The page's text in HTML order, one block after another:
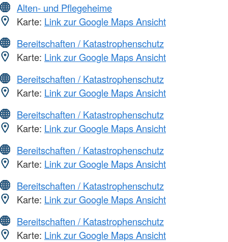
Alten- und Pflegeheime
Karte: Link zur Google Maps Ansicht
Bereitschaften / Katastrophenschutz
Karte: Link zur Google Maps Ansicht
Bereitschaften / Katastrophenschutz
Karte: Link zur Google Maps Ansicht
Bereitschaften / Katastrophenschutz
Karte: Link zur Google Maps Ansicht
Bereitschaften / Katastrophenschutz
Karte: Link zur Google Maps Ansicht
Bereitschaften / Katastrophenschutz
Karte: Link zur Google Maps Ansicht
Bereitschaften / Katastrophenschutz
Karte: Link zur Google Maps Ansicht